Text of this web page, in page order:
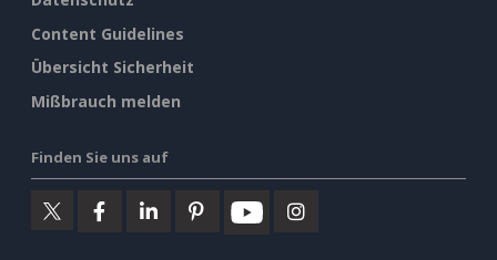
Content Guidelines
Übersicht Sicherheit
Mißbrauch melden
Finden Sie uns auf